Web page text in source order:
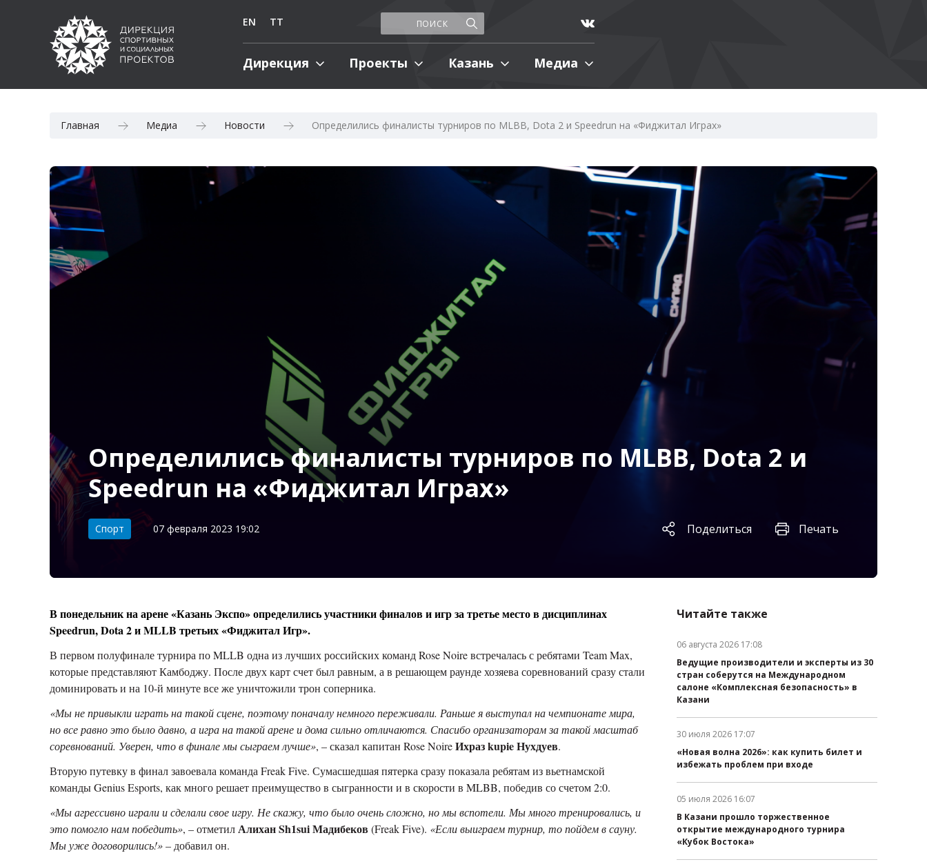
EN TT
Дирекция Проекты Казань Медиа
Главная Медиа Новости Определились финалисты турниров по MLBB, Dota 2 и Speedrun на «Фиджитал Играх»
Определились финалисты турниров по MLBB, Dota 2 и
Speedrun на «Фиджитал Играх»
Категория:
Спорт 07 февраля 2023 19:02 Поделиться Печать
В понедельник на арене «Казань Экспо» определились участники финалов и игр за третье местов дисциплинах
Speedrun,Dota 2иMLLB третьих «Фиджитал Игр».
В первом полуфиналетурнира поMLLB одна из лучших российских командRose Noireвстречалась с ребятами Team Max,
которые представляют Камбоджу. После двух карт счет был равным, а в решающем раунде хозяева соревнований сразу стали
доминировать и на 10-й минуте все же уничтожили трон соперника.
«Мы не привыкли играть на такой сцене, поэтому поначалу немного переживали. Раньше я выступал на чемпионате мира,
но все равно это было давно, а игра на такой арене и дома сильно отличаются. Спасибо организаторам за такой масштаб
соревнований. Уверен, что в финале мы сыграем лучше», – сказал капитан Rose NoireИхраз kupie Нухдуев.
Вторую путевку в финал завоевала командаFreak Five. Сумасшедшая пятерка сразу показала ребятам из вьетнамской
командыGenius Esports, как много решает преимущество в сыгранности и в скорости в MLBB, победив со счетом 2:0.
«Мы агрессивно играли и сделали свое игру. Не скажу, что было очень сложно, но мы вспотели. Мы много тренировались, и
это помогло нам победить», – отметилАлихан Sh1sui Мадибеков (Freak Five). «Если выиграем турнир, то пойдем в сауну.
Мы уже договорились!»– добавил он.
Читайте также
06 августа 2026 17:08
Ведущие производители и эксперты из 30
стран соберутся на Международном
салоне «Комплексная безопасность» в
Казани
30 июля 2026 17:07
«Новая волна 2026»: как купить билет и
избежать проблем при входе
05 июля 2026 16:07
В Казани прошло торжественное
открытие международного турнира
«Кубок Востока»